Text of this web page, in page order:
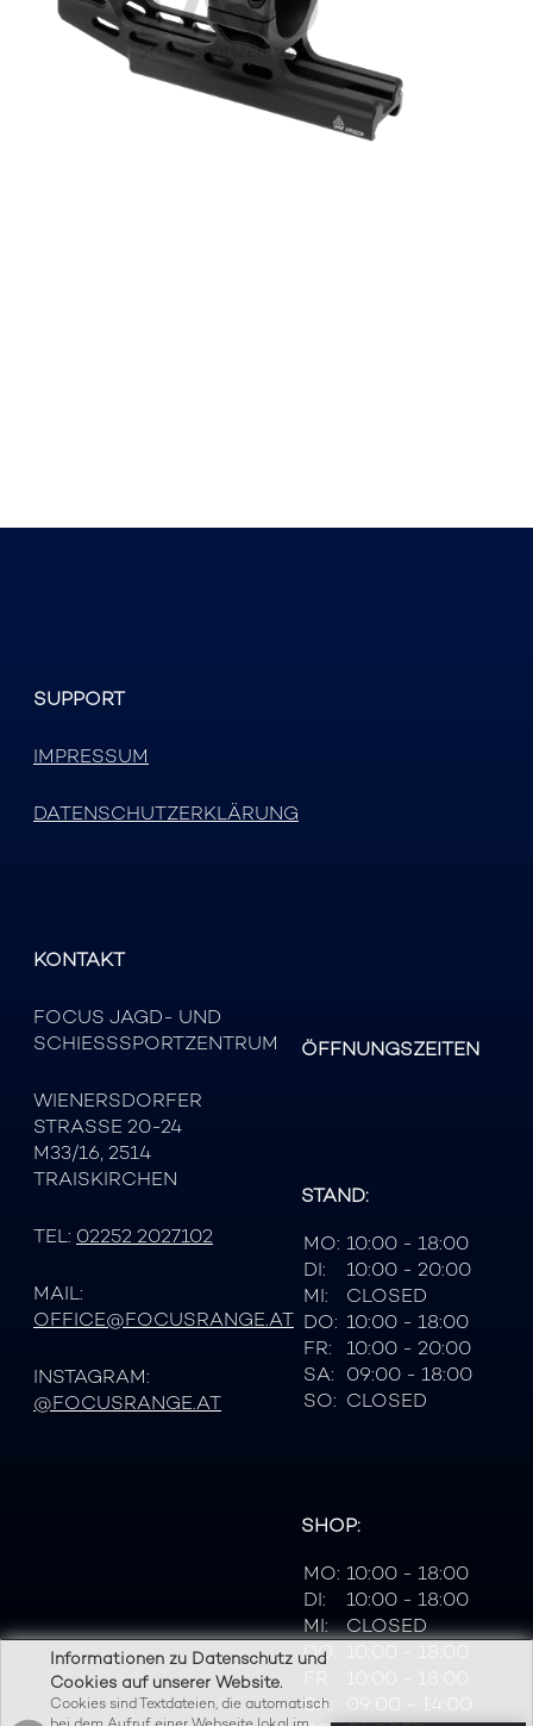
Informationen zu Datenschutz und
Cookies auf unserer Website.
Cookies sind Textdateien, die automatisch
SUPPORT
IMPRESSUM
DATENSCHUTZERKLÄRUNG
KONTAKT
FOCUS JAGD- UND
SCHIESSSPORTZENTRUM
WIENERSDORFER
STRASSE 20-24
M33/16, 2514
TRAISKIRCHEN
TEL: 02252 2027102
MAIL:
OFFICE@FOCUSRANGE.AT
INSTAGRAM:
@FOCUSRANGE.AT
ÖFFNUNGSZEITEN
STAND:
MO: 10:00 - 18:00
DI:
10:00 - 20:00
MI:
CLOSED
DO: 10:00 - 18:00
FR:
10:00 - 20:00
SA: 09:00 - 18:00
SO: CLOSED
SHOP:
MO: 10:00 - 18:00
DI:
10:00 - 18:00
MI:
CLOSED
DO:
SA:
09:00 - 14:00